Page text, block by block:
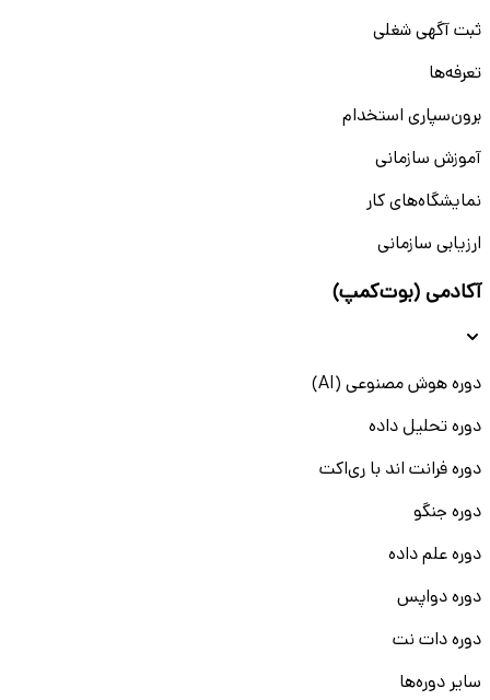
ثبت آگهی شغلی
تعرفه‌ها
برون‌سپاری استخدام
آموزش سازمانی
نمایشگاه‌های کار
ارزیابی سازمانی
آکادمی (بوت‌کمپ)
دوره هوش مصنوعی (AI)
دوره تحلیل داده
دوره فرانت اند با ری‌اکت
دوره جنگو
دوره علم داده
دوره دواپس
دوره دات نت
سایر دوره‌ها